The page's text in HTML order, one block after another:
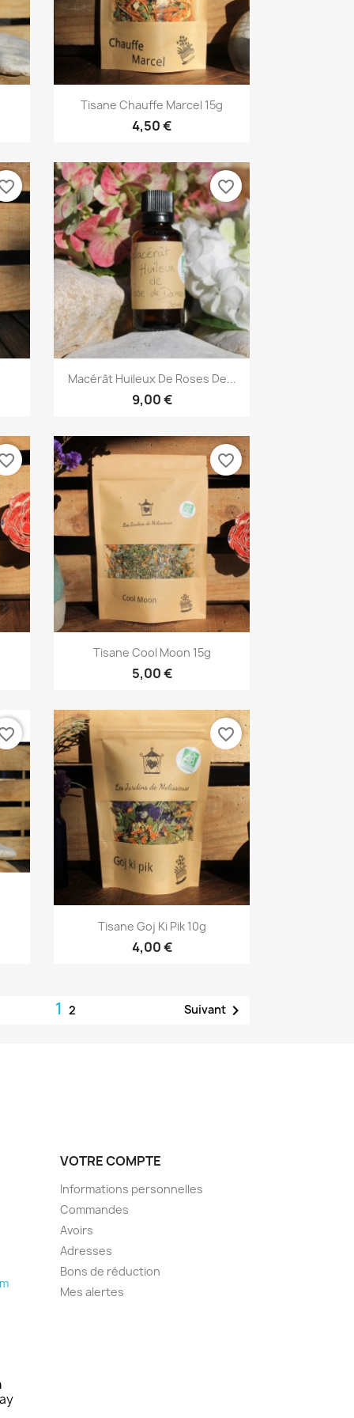
Aperçu rapide
Tisane Chauffe Marcel 15g
4,50 €
Aperçu rapide
Macérât Huileux De Roses De...
9,00 €
favorite_border
Aperçu rapide
Tisane Cool Moon 15g
5,00 €
favorite_border
Aperçu rapide
Tisane Goj Ki Pik 10g
4,00 €
favorite_border
12 Suivant
VOTRE COMPTE
Informations personnelles
Commandes
Avoirs
Adresses
Bons de réduction
Mes alertes